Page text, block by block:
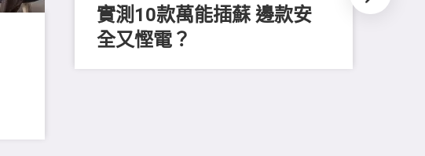
實測10款萬能插蘇 邊款安
全又慳電？